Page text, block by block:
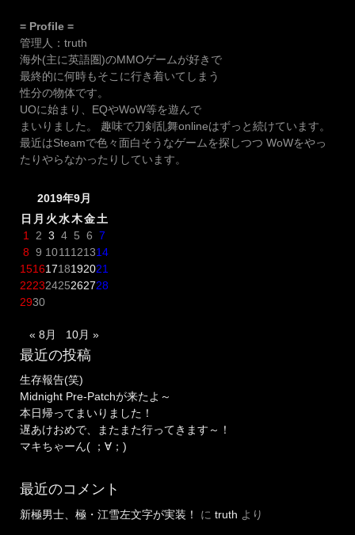
= Profile =
管理人：truth
海外(主に英語圏)のMMOゲームが好きで
最終的に何時もそこに行き着いてしまう
性分の物体です。
UOに始まり、EQやWoW等を遊んで
まいりました。 趣味で刀剣乱舞onlineはずっと続けています。
最近はSteamで色々面白そうなゲームを探しつつ WoWをやっ
たりやらなかったりしています。
2019年9月
日 月 火水木金土
1
2 3 4 5 6 7
8 9 1011 121314
15161718192021
22232425262728
2930
« 8月 10月 »
最近の投稿
生存報告(笑)
Midnight Pre-Patchが来たよ～
本日帰ってまいりました！
遅あけおめで、またまた行ってきます～！
マキちゃーん( ；∀；)
最近のコメント
新極男士、極・江雪左文字が実装！ に truth より